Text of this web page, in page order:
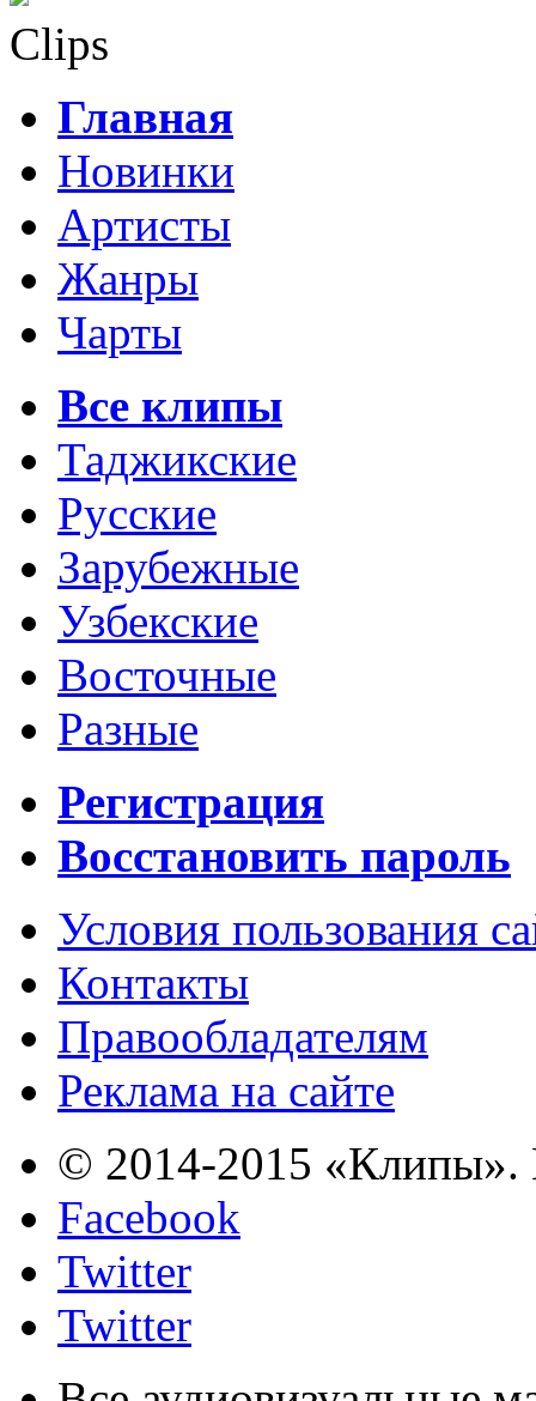
Clips
Главная
Новинки
Артисты
Жанры
Чарты
Все клипы
Таджикские
Русские
Зарубежные
Узбекские
Восточные
Разные
Регистрация
Восстановить пароль
Условия пользования
Контакты
Правообладателям
Реклама на сайте
© 2014-2015 «Клипы».
Facebook
Twitter
Twitter